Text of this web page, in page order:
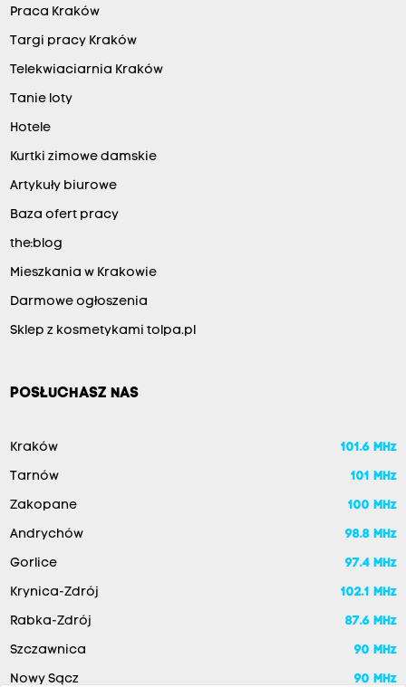
Praca Kraków
Targi pracy Kraków
Telekwiaciarnia Kraków
Tanie loty
Hotele
Kurtki zimowe damskie
Artykuły biurowe
Baza ofert pracy
the:blog
Mieszkania w Krakowie
Darmowe ogłoszenia
Sklep z kosmetykami tolpa.pl
POSŁUCHASZ NAS
Kraków 101.6 MHz
Tarnów 101 MHz
Zakopane 100 MHz
Andrychów 98.8 MHz
Gorlice 97.4 MHz
Krynica-Zdrój 102.1 MHz
Rabka-Zdrój 87.6 MHz
Szczawnica 90 MHz
Nowy Sącz 90 MHz